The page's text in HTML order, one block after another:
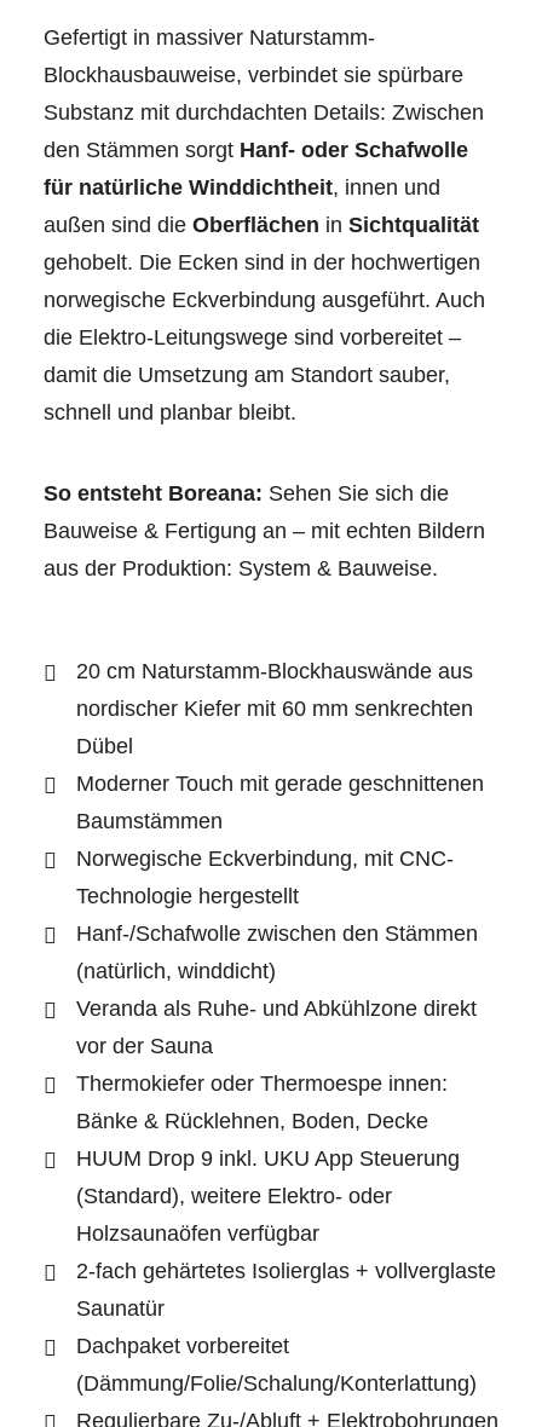
Gefertigt in massiver Naturstamm-
Blockhausbauweise, verbindet sie spürbare
Substanz mit durchdachten Details: Zwischen
den Stämmen sorgt Hanf- oder Schafwolle
für natürliche Winddichtheit, innen und
außen sind die Oberflächen in Sichtqualität
gehobelt. Die Ecken sind in der hochwertigen
norwegische Eckverbindung ausgeführt. Auch
die Elektro-Leitungswege sind vorbereitet –
damit die Umsetzung am Standort sauber,
schnell und planbar bleibt.
So entsteht Boreana: Sehen Sie sich die
Bauweise & Fertigung an – mit echten Bildern
aus der Produktion: System & Bauweise.
20 cm Naturstamm-Blockhauswände aus
nordischer Kiefer mit 60 mm senkrechten
Dübel
Moderner Touch mit gerade geschnittenen
Baumstämmen
Norwegische Eckverbindung, mit CNC-
Technologie hergestellt
Hanf-/Schafwolle zwischen den Stämmen
(natürlich, winddicht)
Veranda als Ruhe- und Abkühlzone direkt
vor der Sauna
Thermokiefer oder Thermoespe innen:
Bänke & Rücklehnen, Boden, Decke
HUUM Drop 9 inkl. UKU App Steuerung
(Standard), weitere Elektro- oder
Holzsaunaöfen verfügbar
2-fach gehärtetes Isolierglas + vollverglaste
Saunatür
Dachpaket vorbereitet
(Dämmung/Folie/Schalung/Konterlattung)
Regulierbare Zu-/Abluft + Elektrobohrungen